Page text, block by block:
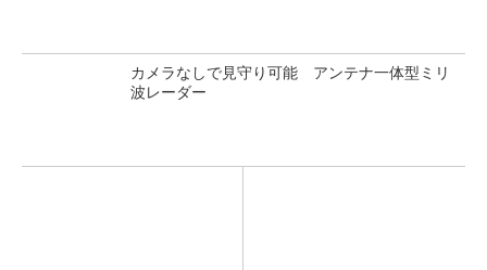
カメラなしで見守り可能 アンテナ一体型ミリ
波レーダー